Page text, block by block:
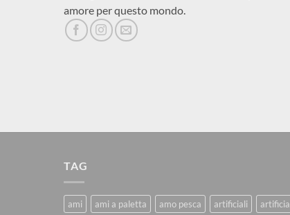
amore per questo mondo.
TAG
ami ami a paletta amo pesca artificiali